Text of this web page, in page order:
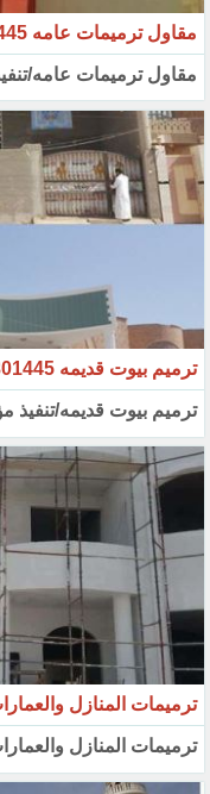
مقاول ترميمات عامه 0500301445
مقاول ترميمات عامه/
ترميم بيوت قديمه 0500301445
ترميم بيوت قديمه/
ترميمات المنازل والعمارات
ترميمات المنازل